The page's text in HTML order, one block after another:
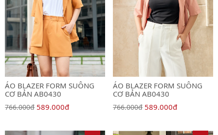
ÁO BLAZER FORM SUÔNG
CƠ BẢN AB0430
766.000đ 589.000đ
ÁO BLAZER FORM SUÔNG
CƠ BẢN AB0430
766.000đ 589.000đ